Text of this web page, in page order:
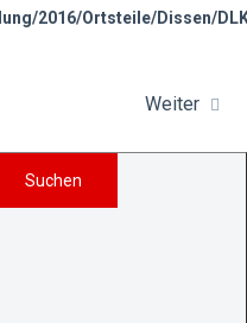
2016/Ortsteile/Dissen/
Weiter
Suchen